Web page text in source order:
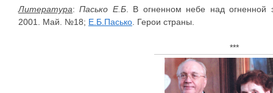
Литература:Пасько Е.Б. В огненном небе над огненной
2001. Май. №18; Е.Б.Пасько . Герои страны.
***